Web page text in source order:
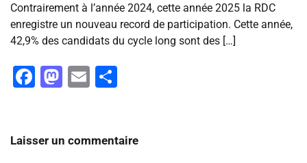
Contrairement à l’année 2024, cette année 2025 la RDC
enregistre un nouveau record de participation. Cette année,
42,9% des candidats du cycle long sont des […]
Facebook
Mastodon
Email
Laisser un commentaire